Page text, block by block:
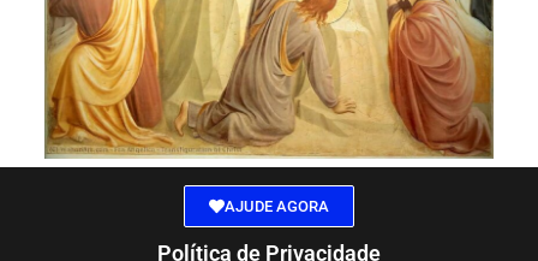
AJUDE AGORA
Política de Privacidade